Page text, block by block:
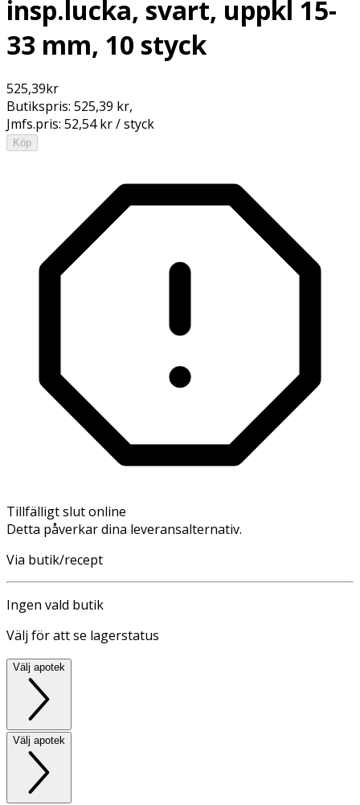
insp.lucka, svart, uppkl 15-
33 mm, 10 styck
525,39kr
Butikspris: 525,39 kr,
Jmfs.pris: 52,54 kr / styck
Köp
Tillfälligt slut online
Detta påverkar dina leveransalternativ.
Via butik/recept
Ingen vald butik
Välj för att se lagerstatus
Välj apotek
Välj apotek